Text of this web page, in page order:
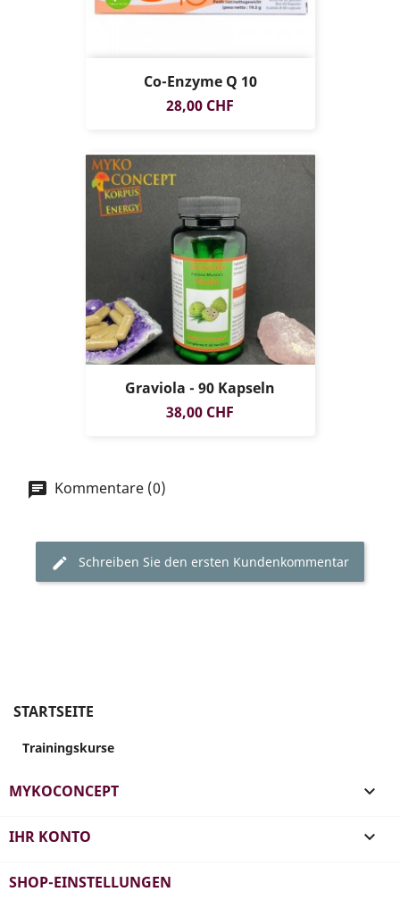
Co-Enzyme Q 10
Preis
28,00 CHF
Graviola - 90 Kapseln
Preis
38,00 CHF
Kommentare (0)
Schreiben Sie den ersten Kundenkommentar
STARTSEITE
Trainingskurse
MYKOCONCEPT 
IHR KONTO 
SHOP-EINSTELLUNGEN